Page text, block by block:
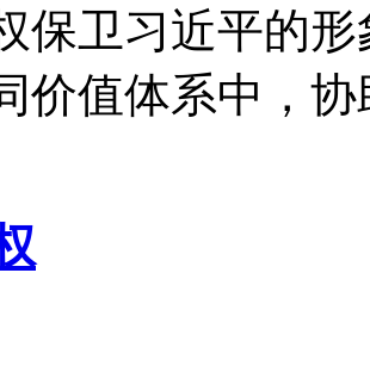
保卫习近平的
价值体系中，